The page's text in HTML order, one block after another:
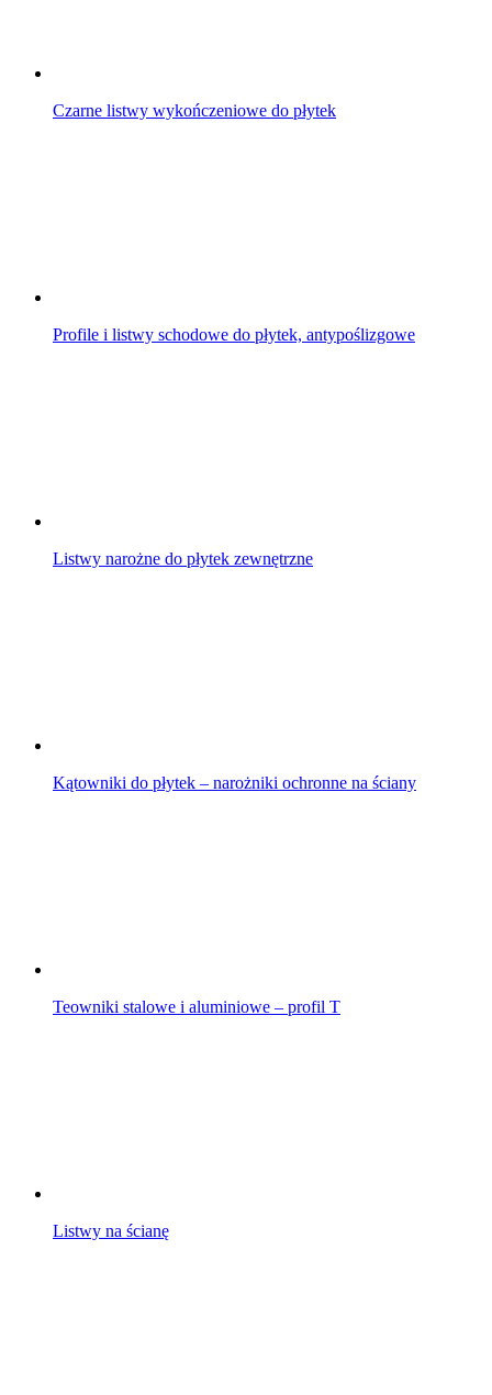
Czarne listwy wykończeniowe do płytek
Profile i listwy schodowe do płytek, antypoślizgowe
Listwy narożne do płytek zewnętrzne
Kątowniki do płytek – narożniki ochronne na ściany
Teowniki stalowe i aluminiowe – profil T
Listwy na ścianę